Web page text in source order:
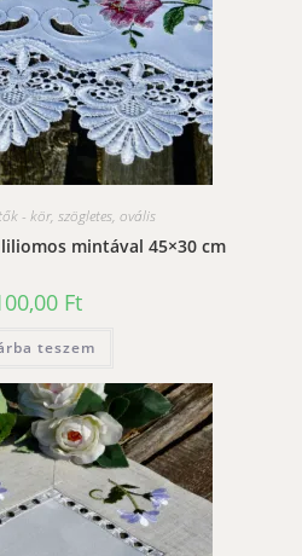
- kör, szögletes, ovális
mintával 45×30 cm
Ft
teszem